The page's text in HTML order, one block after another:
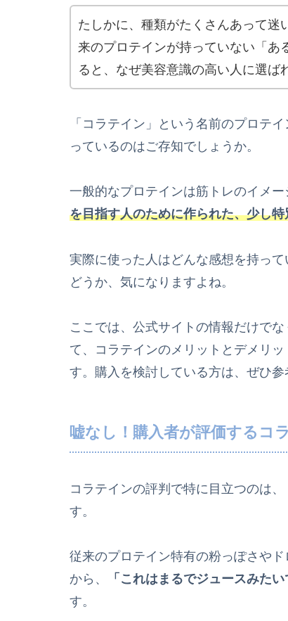
たしかに、種類がたくさんあって迷
来のプロテインが持っていない「あ
ると、なぜ美容意識の高い人に選ば
「コラテイン」という名前のプロテ
っているのはご存知でしょうか。
一般的なプロテインは筋トレのイメ
を目指す人のために作られた、少し特
実際に使った人はどんな感想を持っ
どうか、気になりますよね。
ここでは、公式サイトの情報だけで
て、コラテインのメリットとデメリ
す。購入を検討している方は、ぜひ参
嘘なし！購入者が評価するコ
コラテインの評判で特に目立つのは
す。
従来のプロテイン特有の粉っぽさや
から、
「これはまるでジュースみた
す。